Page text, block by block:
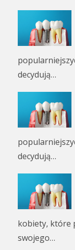
decydują…
decydują…
kobiety, które
swojego…